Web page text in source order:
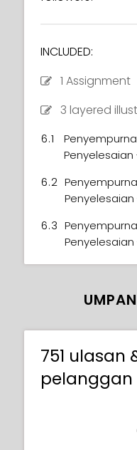
INCLUDED:
1 Assignment
3 layered
6.1
Penyelesaian
6.2
6.3
751 ulasan
pelanggan